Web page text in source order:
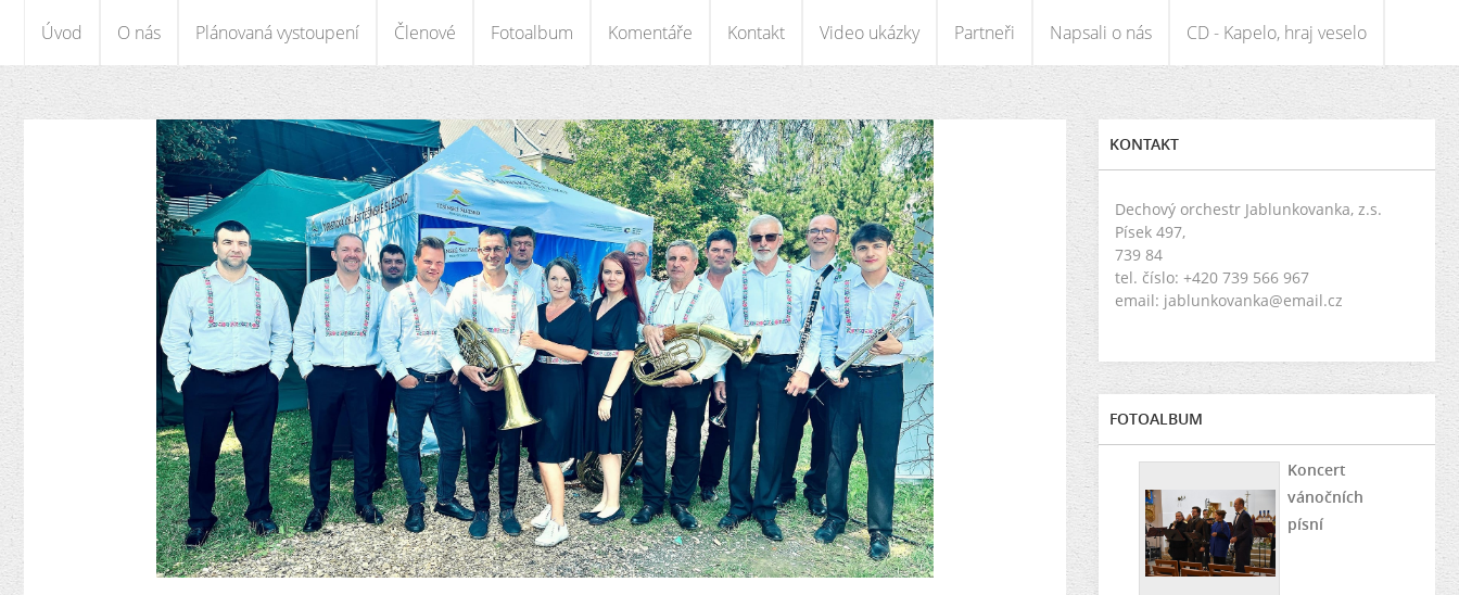
Úvod O nás Plánovaná vystoupení Členové Fotoalbum Komentáře Kontakt Video ukázky Partneři Napsali o nás CD - Kapelo, hraj veselo
KONTAKT
Dechový orchestr Jablunkovanka, z.s.
Písek 497,
739 84
tel. číslo: +420 739 566 967
email: jablunkovanka@email.cz
FOTOALBUM
Koncert
vánočních
písní